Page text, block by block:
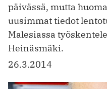
päivässä, mutta
uusimmat tiedot
Malesiassa
Heinäsmäki.
26.3.2014